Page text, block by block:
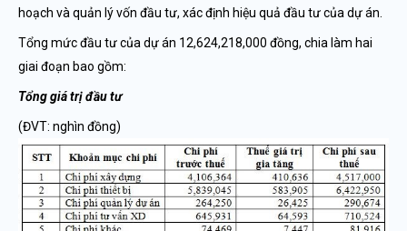
hoạch và quản lý vốn đầu tư, xác định hiệu quả đầu tư của dự án.
Tổng mức đầu tư của dự án 12,624,218,000 đồng, chia làm hai
giai đoạn bao gồm:
Tổng giá trị đầu tư
(ĐVT: nghìn đồng)